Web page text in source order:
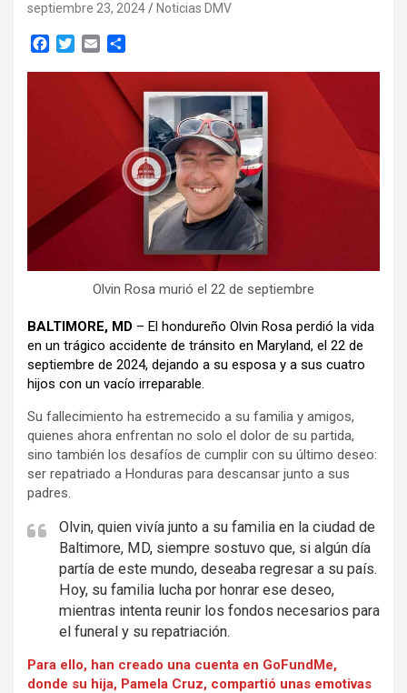
septiembre 23, 2024 Noticias DMV
a
p
a
t
i
r
Olvin Rosa murió el 22 de septiembre
BALTIMORE, MD – El hondureño Olvin Rosa perdió la vida
en un trágico accidente de tránsito en Maryland, el 22 de
septiembre de 2024, dejando a su esposa y a sus cuatro
hijos con un vacío irreparable.
Su fallecimiento ha estremecido a su familia y amigos,
quienes ahora enfrentan no solo el dolor de su partida,
sino también los desafíos de cumplir con su último deseo:
ser repatriado a Honduras para descansar junto a sus
padres.
Olvin, quien vivía junto a su familia en la ciudad de
Baltimore, MD, siempre sostuvo que, si algún día
partía de este mundo, deseaba regresar a su país.
Hoy, su familia lucha por honrar ese deseo,
mientras intenta reunir los fondos necesarios para
el funeral y su repatriación.
Para ello, han creado una cuenta en GoFundMe,
donde su hija, Pamela Cruz, compartió unas emotivas